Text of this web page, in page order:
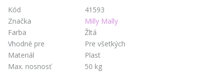
Kód
41593
Značka
Milly Mally
Farba
Žltá
Vhodné pre
Pre všetkých
Materiál
Plast
Max. nosnosť
50 kg